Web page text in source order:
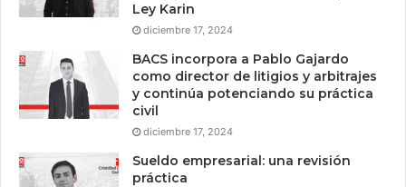
Ley Karin
diciembre 17, 2024
BACS incorpora a Pablo Gajardo
como director de litigios y arbitrajes
y continúa potenciando su práctica
civil
diciembre 17, 2024
Sueldo empresarial: una revisión
práctica